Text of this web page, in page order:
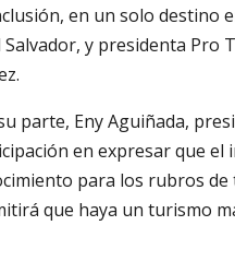
en un solo destino
Salvador, y presidenta Pro
parte, Eny Aguiñada,
en expresar que el
para los rubros
que haya un turismo